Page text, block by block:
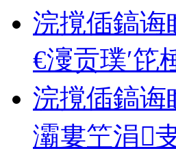
浣撹偛鎬诲
€濅贡璞′笓
浣撹偛鎬诲
灞婁笁涓